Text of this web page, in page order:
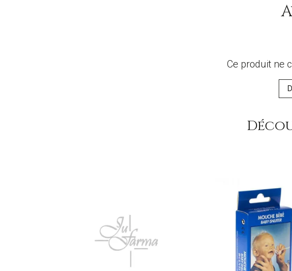
Ce produit ne